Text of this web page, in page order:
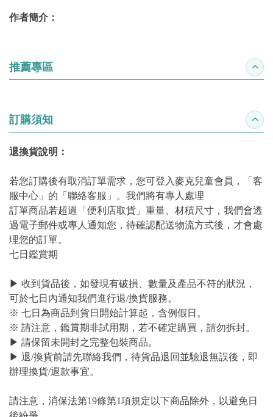
作者簡介：
推薦專區 收合
訂購須知 收合
退換貨說明：
若您訂購後有取消訂單需求，您可登入麥克兒童會員，「客
服中心」的「聯絡客服」。我們將有專人處理
訂單商品若超過「便利店取貨」重量、材積尺寸，我們會透
過電子郵件或專人通知您，待確認配送物流方式後，才會處
理您的訂單。
七日鑑賞期
▶ 收到貨品後，如發現有破損、數量及產品不符的狀況，
可於七日內通知我們進行退/換貨服務。
※ 七日為商品到貨日開始計算起，含例假日。
※ 請注意，鑑賞期非試用期，若不確定購買，請勿拆封。
▶ 請保留未開封之完整包裝商品。
▶ 退/換貨前請先聯絡我們，待貨品退回並驗退無誤後，即
辦理換貨/退款事宜。
請注意，消保法第19條第1項規定以下商品除外，以避免日